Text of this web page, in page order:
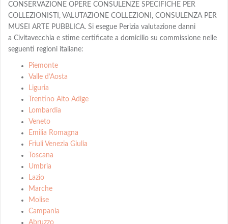
CONSERVAZIONE OPERE CONSULENZE SPECIFICHE PER
COLLEZIONISTI, VALUTAZIONE COLLEZIONI, CONSULENZA PER
MUSEI ARTE PUBBLICA. Si esegue Perizia valutazione danni
a Civitavecchia e stime certificate a domicilio su commissione nelle
seguenti regioni italiane:
Piemonte
Valle d’Aosta
Liguria
Trentino Alto Adige
Lombardia
Veneto
Emilia Romagna
Friuli Venezia Giulia
Toscana
Umbria
Lazio
Marche
Molise
Campania
Abruzzo